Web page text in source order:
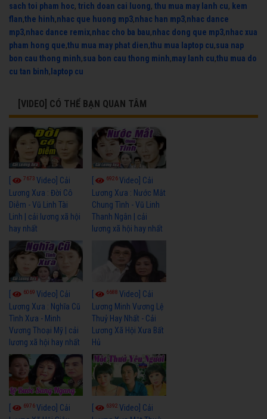
sach toi pham hoc, trich doan cai luong, thu mua may lanh cu, kem
flan,the hinh,nhac que huong mp3,nhac han mp3,nhac dance
mp3,nhac dance remix,nhac cho ba bau,nhac dong que mp3,nhac xua
pham hong que,thu mua may phat dien,thu mua laptop cu,sua nap
bon cau thong minh,sua bon cau thong minh,may lanh cu,thu mua do
cu tan binh, laptop cu
[VIDEO] CÓ THỂ BẠN QUAN TÂM
7673 Video] Cải
Lương Xưa : Đời Cô
Diễm - Vũ Linh Tài
Linh | cải lương xã hội
hay nhất
6926Video] Cải
Lương Xưa : Nước Mắt
Chung Tình - Vũ Linh
Thanh Ngân | cải
lương xã hội hay nhất
6069 Video] Cải
Lương Xưa : Nghĩa Cũ
Tình Xưa - Minh
Vương Thoại Mỹ | cải
lương xã hội hay nhất
6688Video] Cải
Lương Minh Vương Lệ
Thuỷ Hay Nhất - Cải
Lương Xã Hội Xưa Bất
Hủ
[ 6976Video] Cải
[ 6392Video] Cải